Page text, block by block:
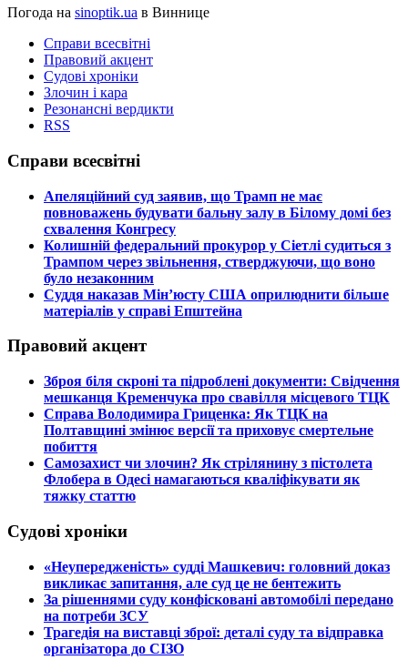
Погода на sinoptik.ua в Виннице
Справи всесвітні
Правовий акцент
Судові хроніки
Злочин і кара
Резонансні вердикти
RSS
Справи всесвітні
​Апеляційний суд заявив, що Трамп не має
повноважень будувати бальну залу в Білому домі без
схвалення Конгресу
​Колишній федеральний прокурор у Сіетлі судиться з
Трампом через звільнення, стверджуючи, що воно
було незаконним
​Суддя наказав Мін’юсту США оприлюднити більше
матеріалів у справі Епштейна
Правовий акцент
​Зброя біля скроні та підроблені документи: Свідчення
мешканця Кременчука про свавілля місцевого ТЦК
​Справа Володимира Гриценка: Як ТЦК на
Полтавщині змінює версії та приховує смертельне
побиття
​Самозахист чи злочин? Як стрілянину з пістолета
Флобера в Одесі намагаються кваліфікувати як
тяжку статтю
Судові хроніки
​«Неупередженість» судді Машкевич: головний доказ
викликає запитання, але суд це не бентежить
​За рішеннями суду конфісковані автомобілі передано
на потреби ЗСУ
​Трагедія на виставці зброї: деталі суду та відправка
організатора до СІЗО